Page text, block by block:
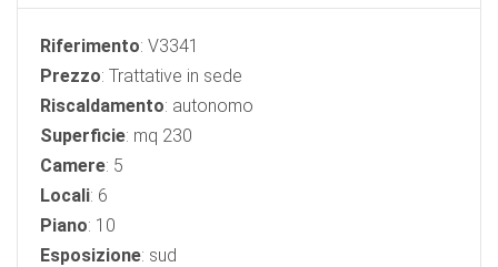
Riferimento: V3341
Prezzo: Trattative in sede
Riscaldamento: autonomo
Superficie: mq 230
Camere: 5
Locali: 6
Piano: 10
Esposizione: sud